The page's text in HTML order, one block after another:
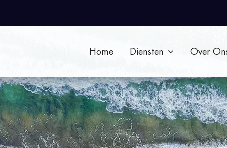
Home Diensten Over